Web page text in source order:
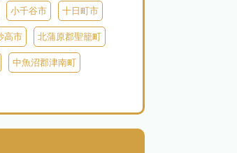
小千谷市 十日町市
高市 北蒲原郡聖籠町
中魚沼郡津南町